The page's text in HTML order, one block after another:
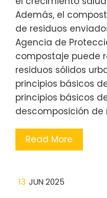
Además, el
de residuos
Agencia de
compostaje puede
residuos sólidos
principios básicos
principios básicos
descomposición
Read More
13 JUN 2025